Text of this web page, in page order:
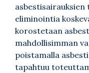
asbestisairauksien
eliminointia
korostetaan
mahdollisimman
poistamalla
tapahtuu